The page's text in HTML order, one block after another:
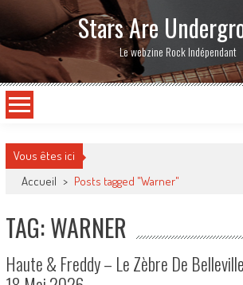
Stars Are
Le webzine Rock Indépendant
Vous êtes ici
Accueil > Posts tagged "Warner"
TAG: WARNER
Haute & Freddy – Le Zèbre De